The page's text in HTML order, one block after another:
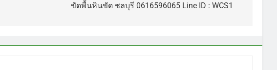
ขัดพื้นหินขัด ชลบุรี 0616596065 Line ID : WCS1